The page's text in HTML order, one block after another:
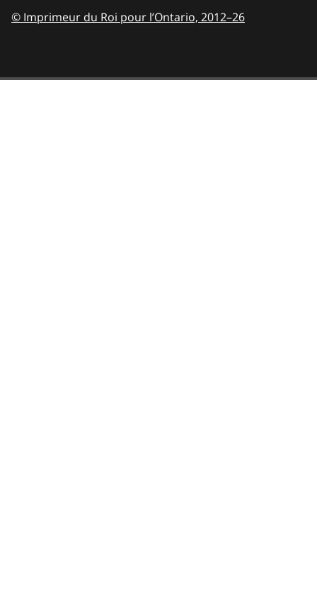
© Imprimeur du Roi pour l’Ontario, 2012–26